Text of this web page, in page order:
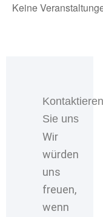
Keine
Kontaktieren
Sie uns
Wir
würden
uns
freuen,
wenn